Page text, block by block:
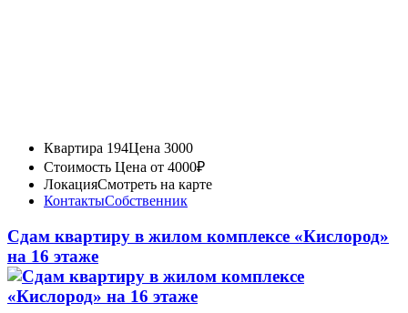
Квартира 194Цена 3000
Стоимость Цена от 4000₽
ЛокацияСмотреть на карте
КонтактыСобственник
Сдам квартиру в жилом комплексе «Кислород»
на 16 этаже